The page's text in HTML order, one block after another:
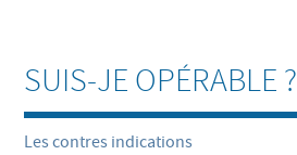
SUIS-JE OPÉRABLE ?
Les contres indications